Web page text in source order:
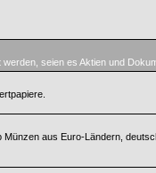
seien es Aktien und
aus Euro-Ländern,